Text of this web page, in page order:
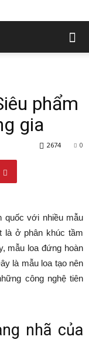
phẩm
gia
0
2674
quốc với nhiều mẫu
là ở phân khúc tầm
mẫu loa đứng hoàn
là mẫu loa tạo nên
công nghệ tiên
nhã của